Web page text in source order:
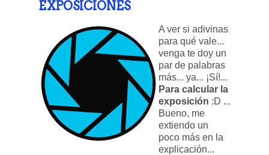
EXPOSICIONES
A ver si adivinas
para qué vale...
venga te doy un
par de palabras
más... ya... ¡Sí!...
Para calcular la
exposición :D ...
Bueno, me
extiendo un
poco más en la
explicación...